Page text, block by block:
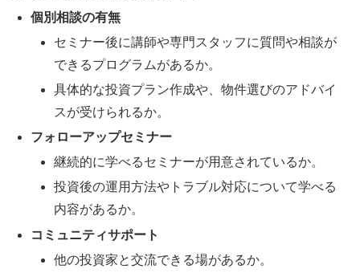
個別相談の有無
セミナー後に講師や専門スタッフに質問や相談が
できるプログラムがあるか。
具体的な投資プラン作成や、物件選びのアドバイ
スが受けられるか。
フォローアップセミナー
継続的に学べるセミナーが用意されているか。
投資後の運用方法やトラブル対応について学べる
内容があるか。
コミュニティサポート
他の投資家と交流できる場があるか。